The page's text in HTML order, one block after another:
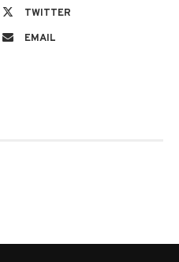
TWITTER
EMAIL